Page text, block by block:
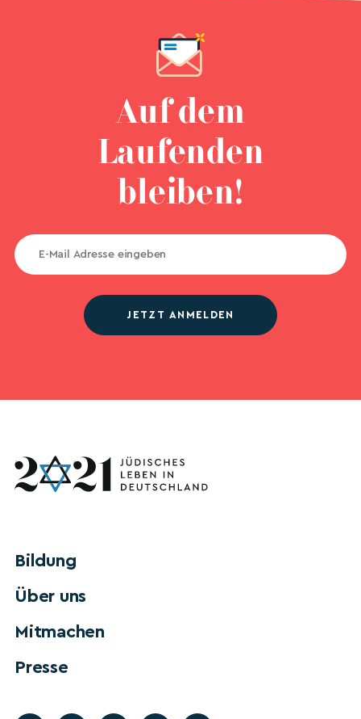
Auf dem
Laufenden
bleiben!
JETZT ANMELDEN
Bildung
Über uns
Mitmachen
Presse